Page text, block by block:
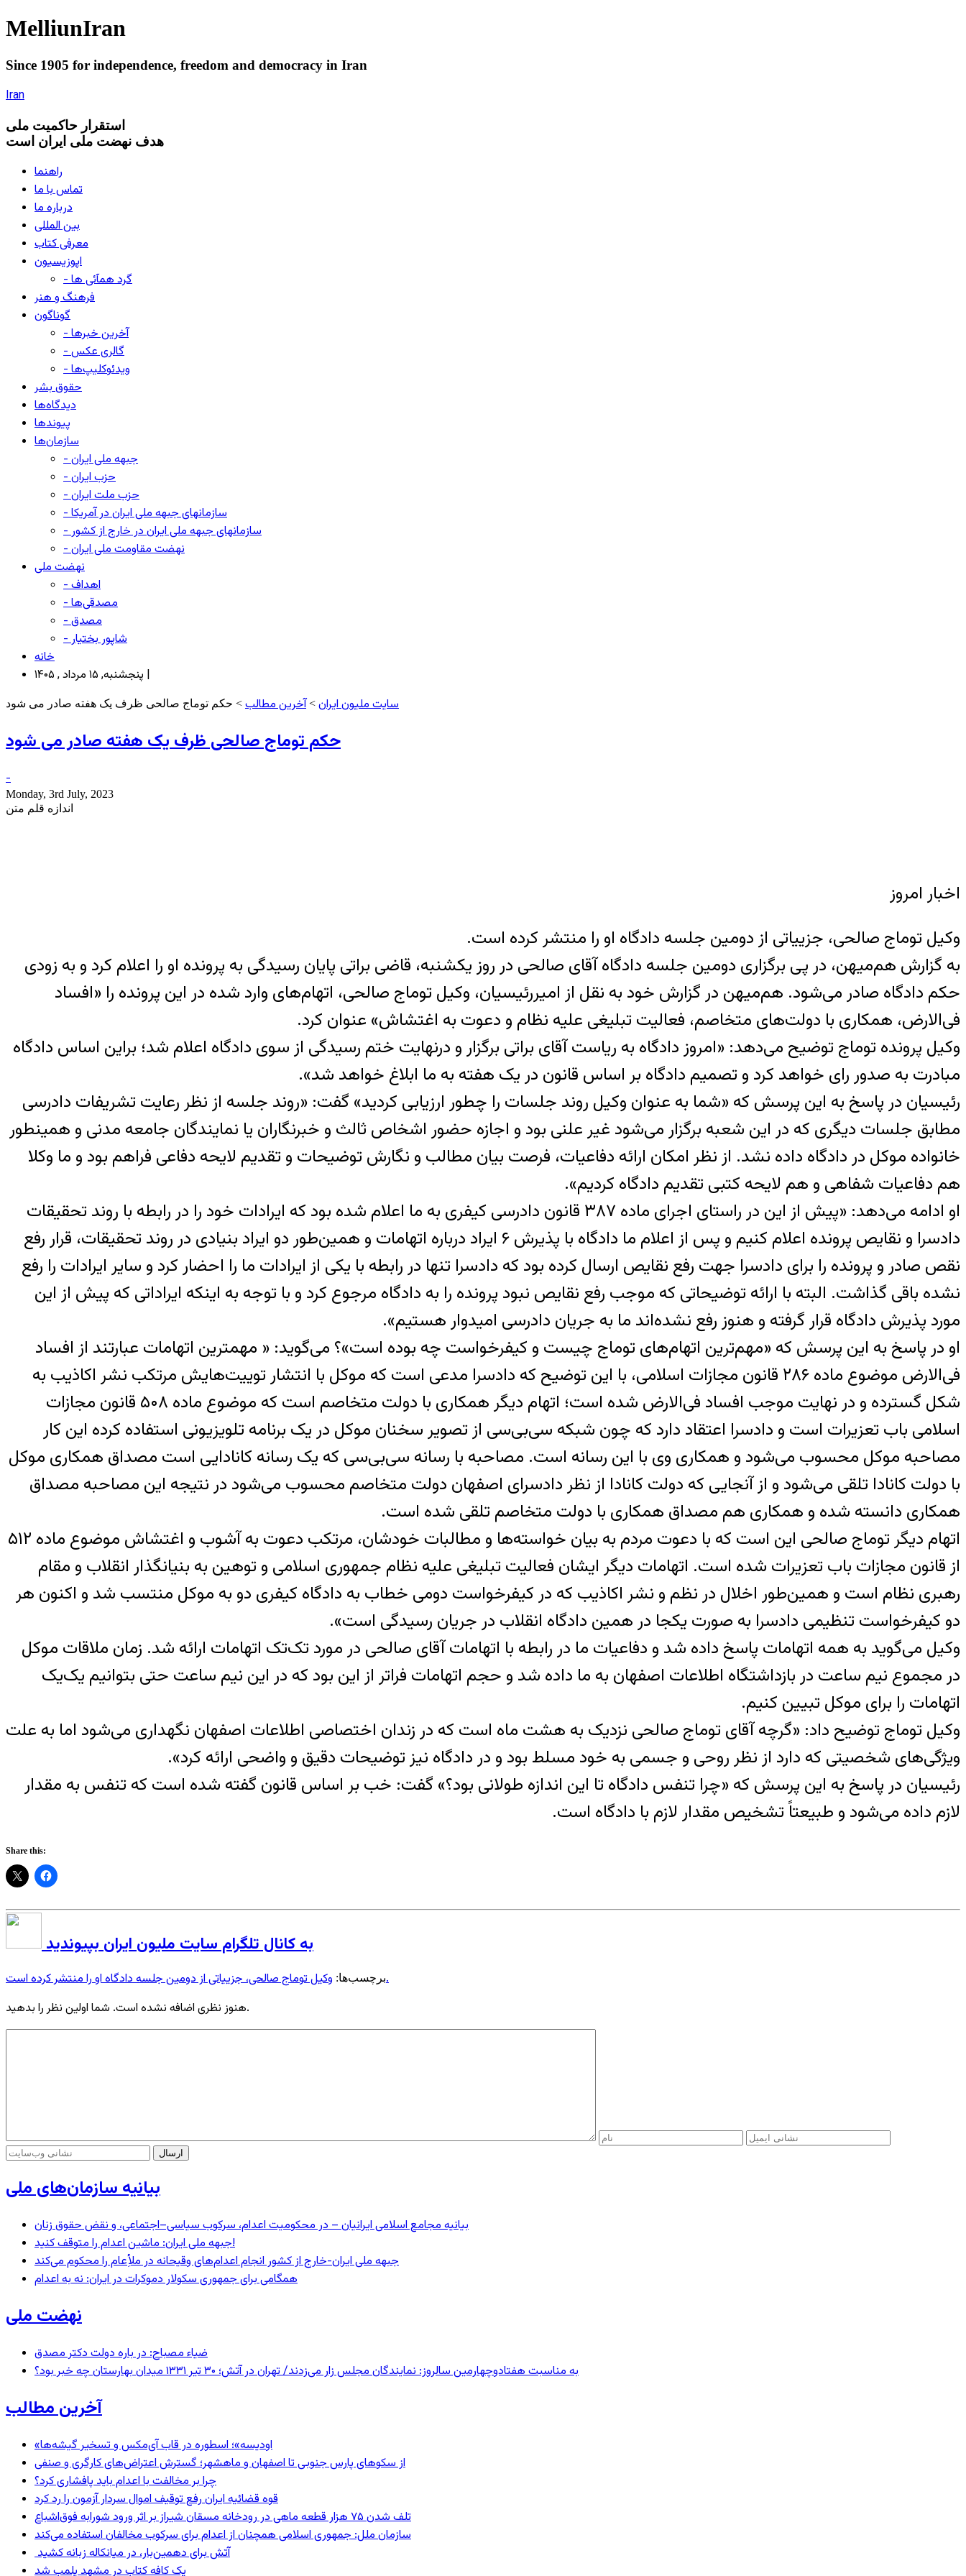
MelliunIran
Since 1905 for independence, freedom and democracy in Iran
Iran
استقرار حاکميت ملی
هدف نهضت ملی ایران است
راهنما
تماس با ما
درباره ما
بین المللی
معرفی کتاب
اپوزیسیون
- گرد همآئی ها
فرهنگ و هنر
گوناگون
- آخرین خبرها
- گالری عکس
- ویدئوکلیپ‌ها
حقوق بشر
دیدگاه‌ها
پیوندها
سازمان‌ها
- جبهه ملی ایران
- حزب ایران
- حزب ملت ایران
- سازمانهای جبهه ملی ایران در آمریکا
- سازمانهای جبهه ملی ایران در خارج از کشور
- نهضت مقاومت ملی ایران
نهضت ملی
- اهداف
- مصدقی‌ها
- مصدق
- شاپور بختیار
خانه
پنجشنبه, ۱۵ مرداد , ۱۴۰۵ |
سایت ملیون ایران >آخرین مطالب > حکم توماج صالحی ظرف یک هفته صادر می شود
حکم توماج صالحی ظرف یک هفته صادر می شود
-
Monday, 3rd July, 2023
اندازه قلم متن
اخبار امروز
وکیل توماج صالحی، جزییاتی از دومین جلسه دادگاه او را منتشر کرده است.
به گزارش هم‌میهن، در پی برگزاری دومین جلسه دادگاه آقای صالحی در روز یکشنبه، قاضی براتی پایان رسیدگی به پرونده او را اعلام کرد و به زودی
حکم دادگاه صادر می‌شود. هم‌میهن در گزارش خود به نقل از امیررئیسیان، وکیل توماج صالحی، اتهام‌های وارد شده در این پرونده را «افساد
فی‌الارض، همکاری با دولت‌های متخاصم، فعالیت تبلیغی علیه نظام و دعوت به اغتشاش» عنوان کرد.
وکیل پرونده توماج توضیح می‌دهد: «امروز دادگاه به ریاست آقای براتی برگزار و درنهایت ختم رسیدگی از سوی دادگاه اعلام شد؛ براین اساس دادگاه
مبادرت به صدور رای خواهد کرد و تصمیم دادگاه بر اساس قانون در یک هفته به ما ابلاغ خواهد شد».
رئیسیان در پاسخ به این پرسش که «شما به عنوان وکیل روند جلسات را چطور ارزیابی کردید» گفت: «روند جلسه از نظر رعایت تشریفات دادرسی
مطابق جلسات دیگری که در این شعبه برگزار می‌شود غیر علنی بود و اجازه حضور اشخاص ثالث و خبرنگاران یا نمایندگان جامعه مدنی و همینطور
خانواده موکل در دادگاه داده نشد. از نظر امکان ارائه دفاعیات، فرصت بیان مطالب و نگارش توضیحات و تقدیم لایحه دفاعی فراهم بود و ما وکلا
هم دفاعیات شفاهی و هم لایحه کتبی تقدیم دادگاه کردیم».
او ادامه می‌دهد: «پیش از این در راستای اجرای ماده ۳۸۷ قانون دادرسی کیفری به ما اعلام شده بود که ایرادات خود را در رابطه با روند تحقیقات
دادسرا و نقایص پرونده اعلام کنیم و پس از اعلام ما دادگاه با پذیرش ۶ ایراد درباره اتهامات و همین‌طور دو ایراد بنیادی در روند تحقیقات، قرار رفع
نقص صادر و پرونده را برای دادسرا جهت رفع نقایص ارسال کرده بود که دادسرا تنها در رابطه با یکی از ایرادات ما را احضار کرد و سایر ایرادات را رفع
نشده باقی گذاشت. البته با ارائه توضیحاتی که موجب رفع نقایص نبود پرونده را به دادگاه مرجوع کرد و با توجه به اینکه ایراداتی که پیش از این
مورد پذیرش دادگاه قرار گرفته و هنوز رفع نشده‌اند ما به جریان دادرسی امیدوار هستیم».
او در پاسخ به این پرسش که «مهم‌ترین اتهام‌های توماج چیست و کیفرخواست چه بوده است»؟ می‌گوید: « مهمترین اتهامات عبارتند از افساد
فی‌الارض موضوع ماده ٢٨۶ قانون مجازات اسلامی، با این توضیح که دادسرا مدعی است که موکل با انتشار توییت‌هایش مرتکب نشر اکاذیب به
شکل گسترده و در نهایت موجب افساد فی‌الارض شده است؛ اتهام دیگر همکاری با دولت متخاصم است که موضوع ماده ۵۰۸ قانون مجازات
اسلامی باب تعزیرات است و دادسرا اعتقاد دارد که چون شبکه سی‌بی‌سی از تصویر سخنان موکل در یک برنامه تلویزیونی استفاده کرده این کار
مصاحبه موکل محسوب می‌شود و همکاری وی با این رسانه است. مصاحبه با رسانه سی‌بی‌سی که یک رسانه کانادایی است مصداق همکاری موکل
با دولت کانادا تلقی می‌شود و از آنجایی که دولت کانادا از نظر دادسرای اصفهان دولت متخاصم محسوب می‌شود در نتیجه این مصاحبه مصداق
همکاری دانسته شده و همکاری هم مصداق همکاری با دولت متخاصم تلقی شده است.
اتهام دیگر توماج صالحی این است که با دعوت مردم به بیان خواسته‌ها و مطالبات خودشان، مرتکب دعوت به آشوب و اغتشاش موضوع ماده ۵۱۲
از قانون مجازات باب تعزیرات شده است. اتهامات دیگر ایشان فعالیت تبلیغی علیه نظام جمهوری اسلامی و توهین به بنیانگذار انقلاب و مقام
رهبری نظام است و همین‌طور اخلال در نظم و نشر اکاذیب که در کیفرخواست دومی خطاب به دادگاه کیفری دو به موکل منتسب شد و اکنون هر
دو کیفرخواست تنظیمی دادسرا به صورت یکجا در همین دادگاه انقلاب در جریان رسیدگی است».
وکیل می‌گوید به همه اتهامات پاسخ داده شد و دفاعیات ما در رابطه با اتهامات آقای صالحی در مورد تک‌تک اتهامات ارائه شد. زمان ملاقات موکل
در مجموع نیم ساعت در بازداشتگاه اطلاعات اصفهان به ما داده شد و حجم اتهامات فراتر از این بود که در این نیم ساعت حتی بتوانیم یک‌یک
اتهامات را برای موکل تبیین کنیم.
وکیل توماج توضیح داد: «گرچه آقای توماج صالحی نزدیک به هشت ماه است که در زندان اختصاصی اطلاعات اصفهان نگهداری می‌شود اما به علت
ویژگی‌های شخصیتی که دارد از نظر روحی و جسمی به خود مسلط بود و در دادگاه نیز توضیحات دقیق و واضحی ارائه کرد».
رئیسیان در پاسخ به این پرسش که «چرا تنفس دادگاه تا این اندازه طولانی بود؟» گفت: خب بر اساس قانون گفته شده است که تنفس به مقدار
لازم داده می‌شود و طبیعتاً تشخیص مقدار لازم با دادگاه است.
Share this:
به کانال تلگرام سایت ملیون ایران بپیوندید
برچسب‌ها:وکیل توماج صالحی، جزییاتی از دومین جلسه دادگاه او را منتشر کرده است.
هنوز نظری اضافه نشده است. شما اولین نظر را بدهید.
بیانیه سازمان‌های ملی
بیانیه مجامع اسلامی ایرانیان – در محکومیت اعدام، سرکوب سیاسی–اجتماعی، و نقض حقوق زنان
جبهه ملی ایران: ماشین اعدام را متوقف کنید!
جبهه ملی ایران-خارج از کشور انجام اعدام‌های وقیحانه در ملأِعام را محکوم می‌کند
همگامی برای جمهوری سکولار دموکرات در ایران: نه به اعدام
نهضت ملی
ضیاء مصباح: در باره دولت دکتر مصدق
به مناسبت هفتادوچهارمین سالروز: نمایندگان مجلس زار می‌زدند/ تهران در آتش؛ ۳۰ تیر ۱۳۳۱ میدان بهارستان چه خبر بود؟
آخرین مطالب
«اودیسه»؛ اسطوره در قاب آی‌مکس و تسخیر گیشه‌ها
از سکوهای پارس جنوبی تا اصفهان و ماهشهر؛ گسترش اعتراض‌های کارگری و صنفی
چرا بر مخالفت با اعدام باید پافشاری کرد؟
قوه قضائیه ایران رفع توقیف اموال سردار آزمون را رد کرد
تلف شدن ۷۵ هزار قطعه ماهی در رودخانه مسقان شیراز بر اثر ورود شورابه فوق‌اشباع
سازمان ملل: جمهوری اسلامی همچنان از اعدام برای سرکوب مخالفان استفاده می‌کند
آتش برای دهمین‌بار، در میانکاله زبانه کشید
یک کافه کتاب در مشهد پلمب شد